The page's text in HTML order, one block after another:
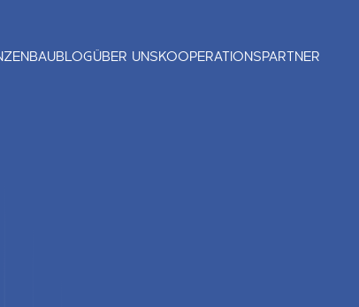
BAUBLOGÜBER UNSKOOPERATIONSPARTNER